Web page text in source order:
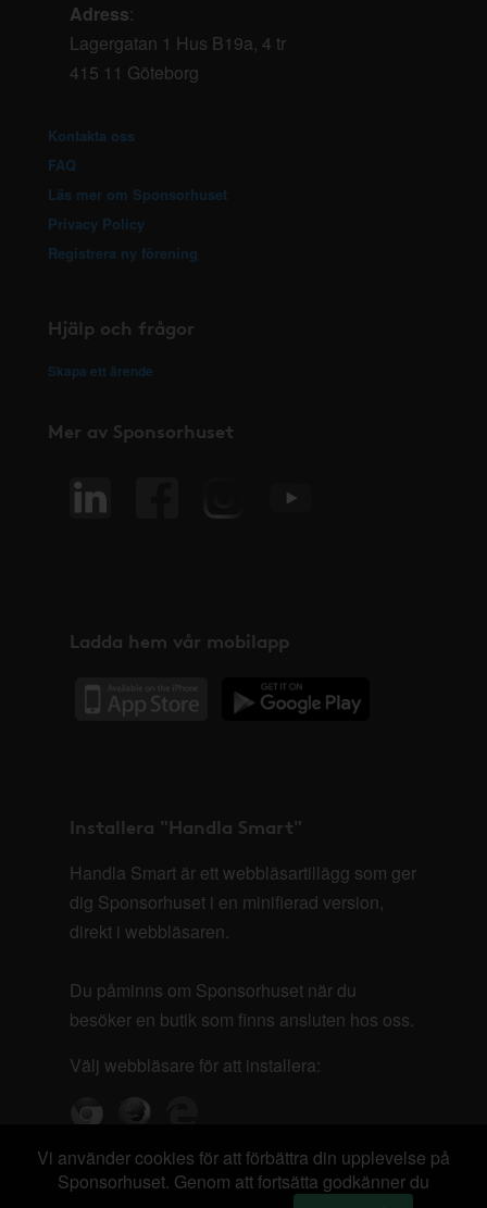
Adress:
Lagergatan 1 Hus B19a, 4 tr
415 11 Göteborg
Kontakta oss
FAQ
Läs mer om Sponsorhuset
Privacy Policy
Registrera ny förening
Hjälp och frågor
Skapa ett ärende
Mer av Sponsorhuset
Ladda hem vår mobilapp
Installera "Handla Smart"
Handla Smart är ett webbläsartillägg som ger
dig Sponsorhuset i en minifierad version,
direkt i webbläsaren.
Du påminns om Sponsorhuset när du
besöker en butik som finns ansluten hos oss.
Välj webbläsare för att installera:
Vi använder cookies för att förbättra din upplevelse på
Sponsorhuset. Genom att fortsätta godkänner du